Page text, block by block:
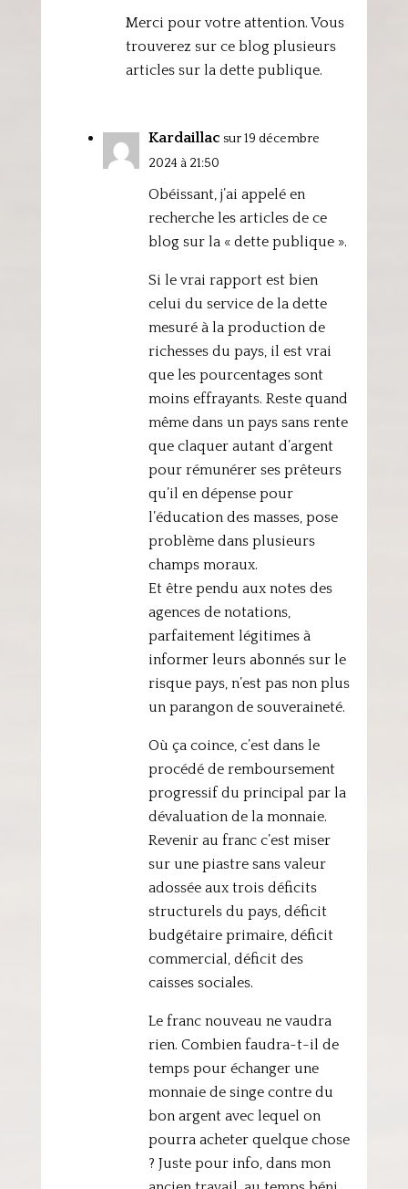
Merci pour votre attention. Vous
trouverez sur ce blog plusieurs
articles sur la dette publique.
Kardaillac sur 19 décembre
2024 à 21:50
Obéissant, j’ai appelé en
recherche les articles de ce
blog sur la « dette publique ».
Si le vrai rapport est bien
celui du service de la dette
mesuré à la production de
richesses du pays, il est vrai
que les pourcentages sont
moins effrayants. Reste quand
même dans un pays sans rente
que claquer autant d’argent
pour rémunérer ses prêteurs
qu’il en dépense pour
l’éducation des masses, pose
problème dans plusieurs
champs moraux.
Et être pendu aux notes des
agences de notations,
parfaitement légitimes à
informer leurs abonnés sur le
risque pays, n’est pas non plus
un parangon de souveraineté.
Où ça coince, c’est dans le
procédé de remboursement
progressif du principal par la
dévaluation de la monnaie.
Revenir au franc c’est miser
sur une piastre sans valeur
adossée aux trois déficits
structurels du pays, déficit
budgétaire primaire, déficit
commercial, déficit des
caisses sociales.
Le franc nouveau ne vaudra
rien. Combien faudra-t-il de
temps pour échanger une
monnaie de singe contre du
bon argent avec lequel on
pourra acheter quelque chose
? Juste pour info, dans mon